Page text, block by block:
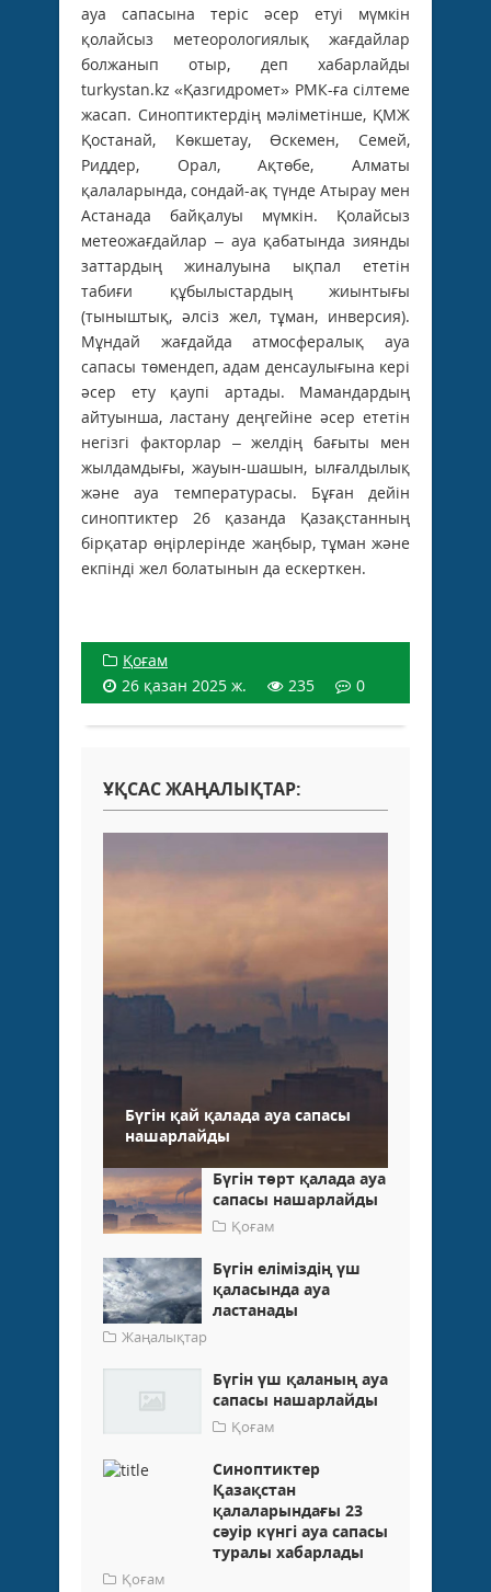
ауа сапасына теріс әсер етуі мүмкін
қолайсыз метеорологиялық жағдайлар
болжанып отыр, деп хабарлайды
turkystan.kz «Қазгидромет» РМК-ға сілтеме
жасап. Синоптиктердің мәліметінше, ҚМЖ
Қостанай, Көкшетау, Өскемен, Семей,
Риддер, Орал, Ақтөбе, Алматы
қалаларында, сондай-ақ түнде Атырау мен
Астанада байқалуы мүмкін. Қолайсыз
метеожағдайлар – ауа қабатында зиянды
заттардың жиналуына ықпал ететін
табиғи құбылыстардың жиынтығы
(тыныштық, әлсіз жел, тұман, инверсия).
Мұндай жағдайда атмосфералық ауа
сапасы төмендеп, адам денсаулығына кері
әсер ету қаупі артады. Мамандардың
айтуынша, ластану деңгейіне әсер ететін
негізгі факторлар – желдің бағыты мен
жылдамдығы, жауын-шашын, ылғалдылық
және ауа температурасы. Бұған дейін
синоптиктер 26 қазанда Қазақстанның
бірқатар өңірлерінде жаңбыр, тұман және
екпінді жел болатынын да ескерткен.
Қоғам
26 қазан 2025 ж.
235 0
ҰҚСАС ЖАҢАЛЫҚТАР:
Бүгін қай қалада ауа сапасы
нашарлайды
Бүгін төрт қалада ауа
сапасы нашарлайды
Қоғам
Бүгін еліміздің үш
қаласында ауа
ластанады
Жаңалықтар
Бүгін үш қаланың ауа
сапасы нашарлайды
Қоғам
Синоптиктер
Қазақстан
қалаларындағы 23
сәуір күнгі ауа сапасы
туралы хабарлады
Қоғам